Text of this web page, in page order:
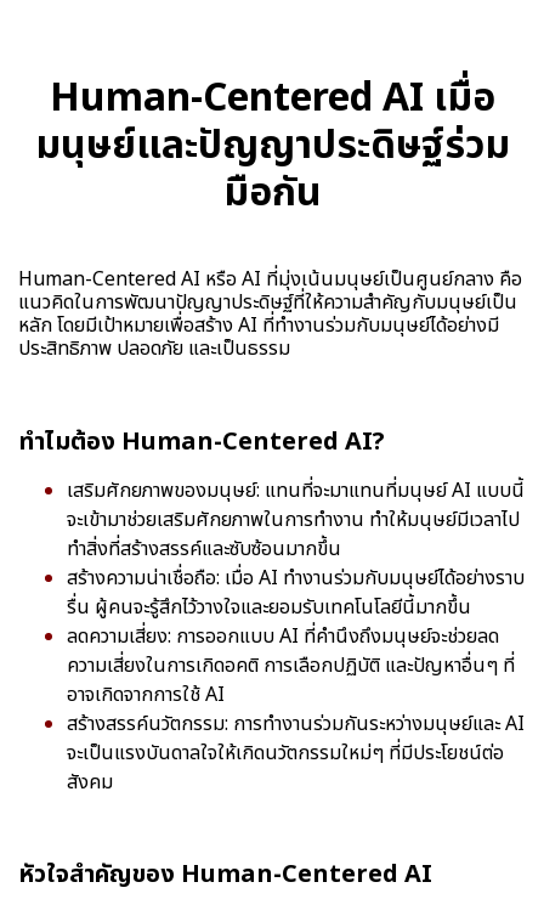
Human-Centered AI เมื่อ
มนุษย์และปัญญาประดิษฐ์ร่วม
มือกัน
Human-Centered AI หรือ AI ที่มุ่งเน้นมนุษย์เป็นศูนย์กลาง คือ
แนวคิดในการพัฒนาปัญญาประดิษฐ์ที่ให้ความสำคัญกับมนุษย์เป็น
หลัก โดยมีเป้าหมายเพื่อสร้าง AI ที่ทำงานร่วมกับมนุษย์ได้อย่างมี
ประสิทธิภาพ ปลอดภัย และเป็นธรรม
ทำไมต้อง Human-Centered AI?
เสริมศักยภาพของมนุษย์: แทนที่จะมาแทนที่มนุษย์ AI แบบนี้
จะเข้ามาช่วยเสริมศักยภาพในการทำงาน ทำให้มนุษย์มีเวลาไป
ทำสิ่งที่สร้างสรรค์และซับซ้อนมากขึ้น
สร้างความน่าเชื่อถือ: เมื่อ AI ทำงานร่วมกับมนุษย์ได้อย่างราบ
รื่น ผู้คนจะรู้สึกไว้วางใจและยอมรับเทคโนโลยีนี้มากขึ้น
ลดความเสี่ยง: การออกแบบ AI ที่คำนึงถึงมนุษย์จะช่วยลด
ความเสี่ยงในการเกิดอคติ การเลือกปฏิบัติ และปัญหาอื่นๆ ที่
อาจเกิดจากการใช้ AI
สร้างสรรค์นวัตกรรม: การทำงานร่วมกันระหว่างมนุษย์และ AI
จะเป็นแรงบันดาลใจให้เกิดนวัตกรรมใหม่ๆ ที่มีประโยชน์ต่อ
สังคม
หัวใจสำคัญของ Human-Centered AI